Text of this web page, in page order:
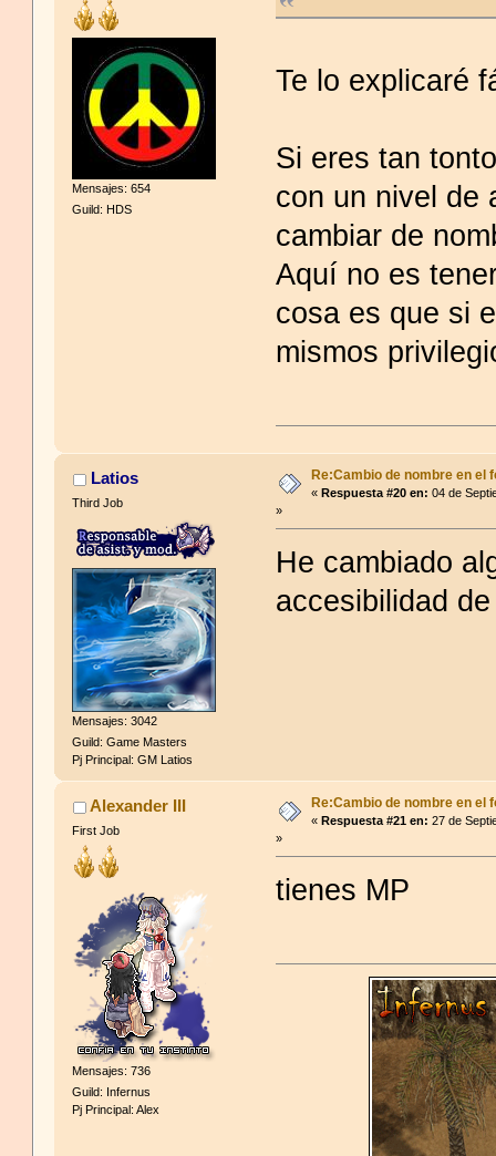
Mensajes: 654
Guild: HDS
Te lo explicaré
Si eres tan
con un nivel de
cambiar de
Aquí no es
cosa es que si
mismos
Latios
Third Job
Mensajes: 3042
Guild: Game Masters
Pj Principal: GM Latios
Re:Cambio de nombre en el
« Respuesta #20 en: 04 de
»
He cambiado
accesibilidad
Alexander III
First Job
Mensajes: 736
Guild: Infernus
Pj Principal: Alex
Re:Cambio de nombre en el
«Respuesta #21 en: 27 de
»
tienes MP